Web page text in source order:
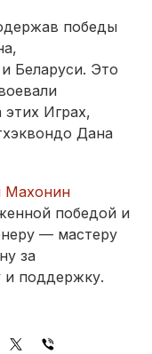
победы
Беларуси. Это
Играх,
Дана
Махонин
победой и
— мастеру
за
и поддержку.